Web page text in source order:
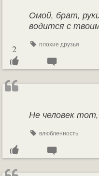
Омой, брат,
водится с
плохие друзья
2
Не человек
влюбленность